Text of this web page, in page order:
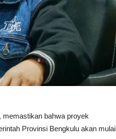
bahwa proyek
Provinsi Bengkulu akan mulai